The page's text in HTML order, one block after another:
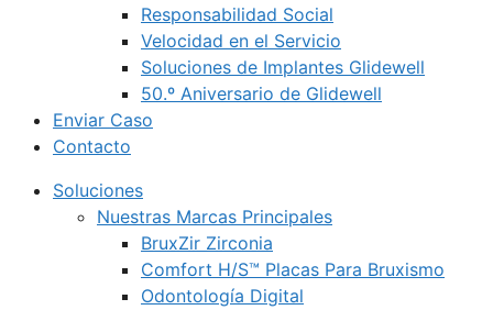
Responsabilidad Social
Velocidad en el Servicio
Soluciones de Implantes Glidewell
50.º Aniversario de Glidewell
Enviar Caso
Contacto
Soluciones
Nuestras Marcas Principales
BruxZir Zirconia
Comfort H/S™ Placas Para Bruxismo
Odontología Digital